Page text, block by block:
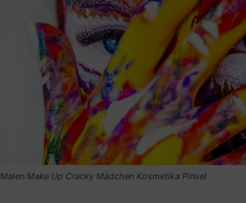
Malen Make Up Cracky Mädchen Kosmetika Pinsel